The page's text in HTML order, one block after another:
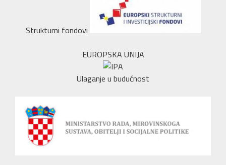
Strukturni fondovi
EUROPSKA UNIJA
Ulaganje u budućnost